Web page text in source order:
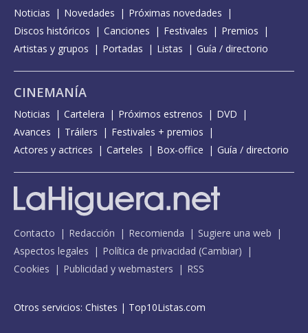
Noticias Novedades
Próximas novedades
Discos históricos
Canciones Festivales
Premios
Artistas y grupos
Portadas Listas Guía / directorio
CINEMANÍA
Noticias Cartelera Próximos estrenos
DVD
Avances
Tráilers
Festivales + premios
Actores y actrices
Carteles Box-office Guía / directorio
Contacto Redacción Recomienda
Sugiere una web
Aspectos legales
Política de privacidad (Cambiar)
Cookies
Publicidad y webmasters RSS
Otros servicios: Chistes | Top10Listas.com